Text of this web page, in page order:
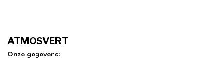
ATMOSVERT
Onze gegevens: